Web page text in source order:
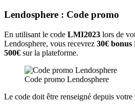
Lendosphere : Code promo
En utilisant le code LMI2023 lors de
Lendosphere, vous recevrez 30€ bonus
500€ sur la plateforme.
Code promo Lendosphere
Le code doit être renseigné depuis votre